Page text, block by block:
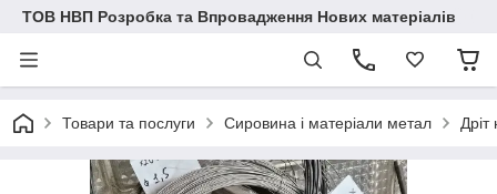
ТОВ НВП Розробка та Впровадження Нових матеріалів
Товари та послуги Сировина і матеріали метал